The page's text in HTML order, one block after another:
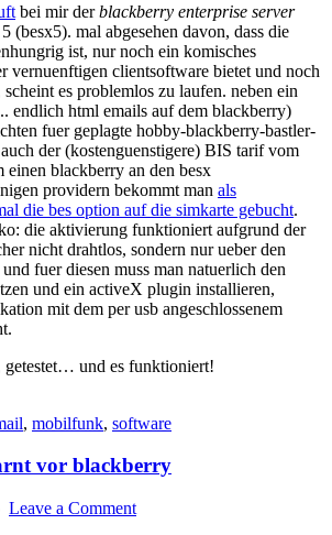
bes5
express
mit
BIS
tarifplan
bei mir derblackberry enterprise server
(besx5). mal abgesehen davon, dass die
ist, nur noch ein komisches
vernuenftigen clientsoftware bietet und noch
es problemlos zu laufen. neben ein
endlich html emails auf dem blackberry)
fuer geplagte hobby-blackberry-bastler-
der (kostenguenstigere) BIS tarif vom
einen blackberry an den besx
providern bekommt man als
die bes option auf die simkarte gebucht.
die aktivierung funktioniert aufgrund der
nicht drahtlos, sondern nur ueber den
fuer diesen muss man natuerlich den
und ein activeX plugin installieren,
mit dem per usb angeschlossenem
getestet… und es funktioniert!
, mobilfunk, software
vor blackberry
Leave a Commenton